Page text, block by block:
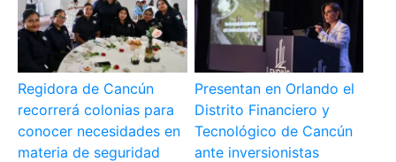
Regidora de Cancún
recorrerá colonias para
conocer necesidades en
materia de seguridad
Presentan en Orlando el
Distrito Financiero y
Tecnológico de Cancún
ante inversionistas